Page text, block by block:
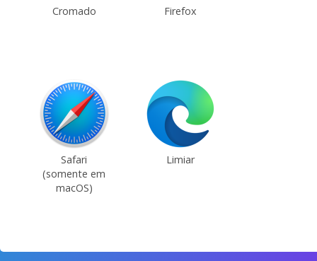
Cromado Firefox
Safari
(somente em
macOS)
Limiar